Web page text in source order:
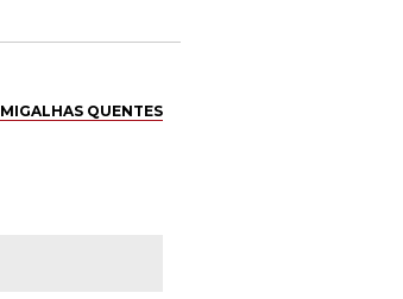
MIGALHAS QUENTES